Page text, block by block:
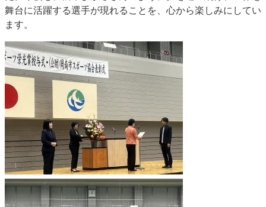
舞台に活躍する選手が現れることを、心から楽しみにしてい
ます。​